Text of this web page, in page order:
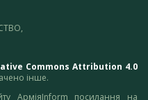
Commons Attribution 4.0
інше.
АрміяInform посилання на